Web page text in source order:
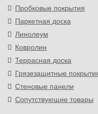
Пробковые покрытия
Паркетная доска
Линолеум
Ковролин
Террасная доска
Грязезащитные
Стеновые панели
Сопутствующие товары